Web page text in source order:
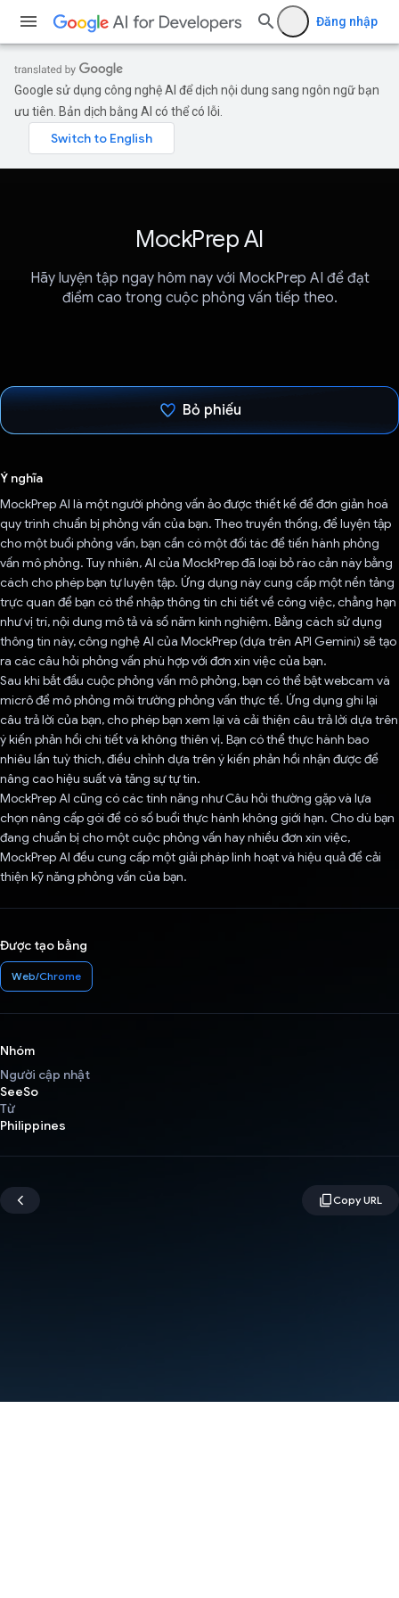
Đăng nhập
Google sử dụng công nghệ AI để dịch nội dung sang ngôn ngữ bạn
ưu tiên. Bản dịch bằng AI có thể có lỗi.
MockPrep AI
Hãy luyện tập ngay hôm nay với MockPrep AI để đạt
điểm cao trong cuộc phỏng vấn tiếp theo.
Bỏ phiếu
Ý nghĩa
MockPrep AI là một người phỏng vấn ảo được thiết kế để đơn giản hoá
quy trình chuẩn bị phỏng vấn của bạn. Theo truyền thống, để luyện tập
cho một buổi phỏng vấn, bạn cần có một đối tác để tiến hành phỏng
vấn mô phỏng. Tuy nhiên, AI của MockPrep đã loại bỏ rào cản này bằng
cách cho phép bạn tự luyện tập. Ứng dụng này cung cấp một nền tảng
trực quan để bạn có thể nhập thông tin chi tiết về công việc, chẳng hạn
như vị trí, nội dung mô tả và số năm kinh nghiệm. Bằng cách sử dụng
thông tin này, công nghệ AI của MockPrep (dựa trên API Gemini) sẽ tạo
ra các câu hỏi phỏng vấn phù hợp với đơn xin việc của bạn.
Sau khi bắt đầu cuộc phỏng vấn mô phỏng, bạn có thể bật webcam và
micrô để mô phỏng môi trường phỏng vấn thực tế. Ứng dụng ghi lại
câu trả lời của bạn, cho phép bạn xem lại và cải thiện câu trả lời dựa trên
ý kiến phản hồi chi tiết và không thiên vị. Bạn có thể thực hành bao
nhiêu lần tuỳ thích, điều chỉnh dựa trên ý kiến phản hồi nhận được để
nâng cao hiệu suất và tăng sự tự tin.
MockPrep AI cũng có các tính năng như Câu hỏi thường gặp và lựa
chọn nâng cấp gói để có số buổi thực hành không giới hạn. Cho dù bạn
đang chuẩn bị cho một cuộc phỏng vấn hay nhiều đơn xin việc,
MockPrep AI đều cung cấp một giải pháp linh hoạt và hiệu quả để cải
thiện kỹ năng phỏng vấn của bạn.
Được tạo bằng
Web/Chrome
Nhóm
Người cập nhật
SeeSo
Từ
Philippines